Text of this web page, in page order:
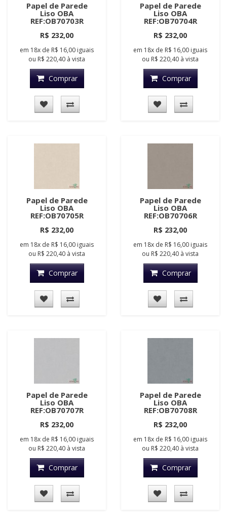
Papel de Parede
Liso OBA
REF:OB70703R
R$ 232,00
em 18x de R$ 16,00 iguais
ou R$ 220,40 à vista
Comprar
Papel de Parede
Liso OBA
REF:OB70704R
R$ 232,00
em 18x de R$ 16,00 iguais
ou R$ 220,40 à vista
Comprar
Papel de Parede
Liso OBA
REF:OB70705R
R$ 232,00
em 18x de R$ 16,00 iguais
ou R$ 220,40 à vista
Comprar
Papel de Parede
Liso OBA
REF:OB70706R
R$ 232,00
em 18x de R$ 16,00 iguais
ou R$ 220,40 à vista
Comprar
Papel de Parede
Liso OBA
REF:OB70707R
R$ 232,00
em 18x de R$ 16,00 iguais
ou R$ 220,40 à vista
Comprar
Papel de Parede
Liso OBA
REF:OB70708R
R$ 232,00
em 18x de R$ 16,00 iguais
ou R$ 220,40 à vista
Comprar